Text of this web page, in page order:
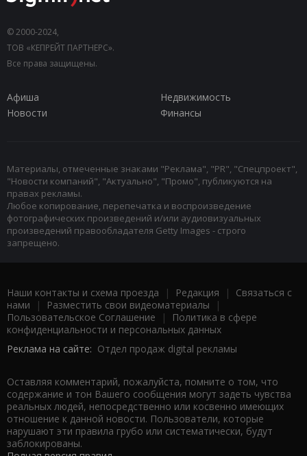
© 2000-2024,
ТОВ «КЕПРЕЙТ ПАРТНЕРС».
Все права защищены.
Афиша
Недвижимость
Новости
Финансы
Материалы, отмеченные знаками "Реклама", "PR", "Спецпроект",
"Новости компаний", "Актуально", "Промо", публикуются на
правах рекламы.
Любое копирование, перепечатка и воспроизведение
фотографических произведений и/или аудиовизуальных
произведений правообладателя Getty Images - строго
запрещено.
Наши контакты и схема проезда | Редакция | Связаться с
нами | Разместить свои видеоматериалы |
Пользовательское Соглашение |
Политика в сфере
конфиденциальности и персональных данных
Реклама на сайте: Отдел продаж digital рекламы
Оставляя комментарий, пожалуйста, помните о том, что
содержание и тон Вашего сообщения могут задеть чувства
реальных людей, непосредственно или косвенно имеющих
отношение к данной новости. Пользователи, которые
нарушают эти правила грубо или систематически, будут
заблокированы.